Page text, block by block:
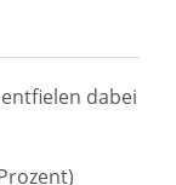
dabei